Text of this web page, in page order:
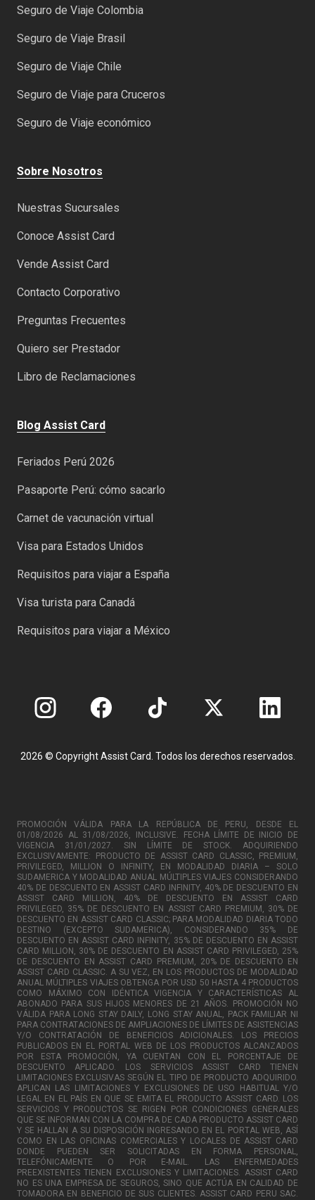
Seguro de Viaje Colombia
Seguro de Viaje Brasil
Seguro de Viaje Chile
Seguro de Viaje para Cruceros
Seguro de Viaje económico
Sobre Nosotros
Nuestras Sucursales
Conoce Assist Card
Vende Assist Card
Contacto Corporativo
Preguntas Frecuentes
Quiero ser Prestador
Libro de Reclamaciones
Blog Assist Card
Feriados Perú 2026
Pasaporte Perú: cómo sacarlo
Carnet de vacunación virtual
Visa para Estados Unidos
Requisitos para viajar a España
Visa turista para Canadá
Requisitos para viajar a México
2026 © Copyright Assist Card. Todos los derechos reservados.
PROMOCIÓN VÁLIDA PARA LA REPÚBLICA DE PERU, DESDE EL
01/08/2026 AL 31/08/2026, INCLUSIVE. FECHA LÍMITE DE INICIO DE
VIGENCIA 31/01/2027. SIN LÍMITE DE STOCK. ADQUIRIENDO
EXCLUSIVAMENTE: PRODUCTO DE ASSIST CARD CLASSIC, PREMIUM,
PRIVILEGED, MILLION O INFINITY, EN MODALIDAD DIARIA – SOLO
SUDAMERICA Y MODALIDAD ANUAL MÚLTIPLES VIAJES CONSIDERANDO
40% DE DESCUENTO EN ASSIST CARD INFINITY, 40% DE DESCUENTO EN
ASSIST CARD MILLION, 40% DE DESCUENTO EN ASSIST CARD
PRIVILEGED, 35% DE DESCUENTO EN ASSIST CARD PREMIUM, 30% DE
DESCUENTO EN ASSIST CARD CLASSIC; PARA MODALIDAD DIARIA TODO
DESTINO (EXCEPTO SUDAMERICA), CONSIDERANDO 35% DE
DESCUENTO EN ASSIST CARD INFINITY, 35% DE DESCUENTO EN ASSIST
CARD MILLION, 30% DE DESCUENTO EN ASSIST CARD PRIVILEGED, 25%
DE DESCUENTO EN ASSIST CARD PREMIUM, 20% DE DESCUENTO EN
ASSIST CARD CLASSIC. A SU VEZ, EN LOS PRODUCTOS DE MODALIDAD
ANUAL MÚLTIPLES VIAJES OBTENGA POR USD 50 HASTA 4 PRODUCTOS
COMO MÁXIMO CON IDÉNTICA VIGENCIA Y CARACTERÍSTICAS AL
ABONADO PARA SUS HIJOS MENORES DE 21 AÑOS. PROMOCIÓN NO
VÁLIDA PARA LONG STAY DAILY, LONG STAY ANUAL, PACK FAMILIAR NI
PARA CONTRATACIONES DE AMPLIACIONES DE LÍMITES DE ASISTENCIAS
Y/O CONTRATACIÓN DE BENEFICIOS ADICIONALES. LOS PRECIOS
PUBLICADOS EN EL PORTAL WEB DE LOS PRODUCTOS ALCANZADOS
POR ESTA PROMOCIÓN, YA CUENTAN CON EL PORCENTAJE DE
DESCUENTO APLICADO. LOS SERVICIOS ASSIST CARD TIENEN
LIMITACIONES EXCLUSIVAS SEGÚN EL TIPO DE PRODUCTO ADQUIRIDO.
APLICAN LAS LIMITACIONES Y EXCLUSIONES DE USO HABITUAL Y/O
LEGAL EN EL PAÍS EN QUE SE EMITA EL PRODUCTO ASSIST CARD. LOS
SERVICIOS Y PRODUCTOS SE RIGEN POR CONDICIONES GENERALES
QUE SE INFORMAN CON LA COMPRA DE CADA PRODUCTO ASSIST CARD
Y SE HALLAN A SU DISPOSICIÓN INGRESANDO EN EL PORTAL WEB, ASÍ
COMO EN LAS OFICINAS COMERCIALES Y LOCALES DE ASSIST CARD
DONDE PUEDEN SER SOLICITADAS EN FORMA PERSONAL,
TELEFÓNICAMENTE O POR E-MAIL. LAS ENFERMEDADES
PREEXISTENTES TIENEN EXCLUSIONES Y LIMITACIONES. ASSIST CARD
NO ES UNA EMPRESA DE SEGUROS, SINO QUE ACTÚA EN CALIDAD DE
TOMADORA EN BENEFICIO DE SUS CLIENTES. ASSIST CARD PERU SAC.